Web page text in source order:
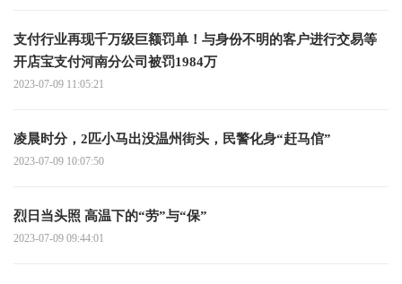
支付行业再现千万级巨额罚单！与身份不明的客户进行交易等
开店宝支付河南分公司被罚1984万
2023-07-09 11:05:21
凌晨时分，2匹小马出没温州街头，民警化身“赶马倌”
2023-07-09 10:07:50
烈日当头照 高温下的“劳”与“保”
2023-07-09 09:44:01